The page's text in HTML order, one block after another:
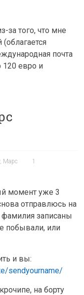
за того, что мне
почта
120 евро и
, Марс
1
момент уже 3
отправлюсь на
записаны
побывали, или
и вы:
sendyourname/
на борту